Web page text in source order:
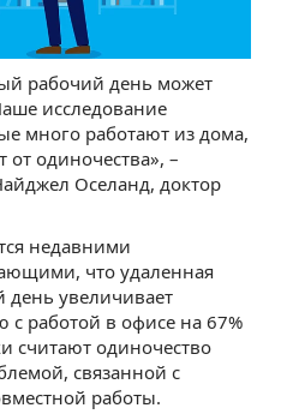
рабочий день может
исследование
много работают из дома,
от одиночества», –
Оселанд, доктор
недавними
что удаленная
день увеличивает
с работой в офисе на 67%
считают одиночество
связанной с
работы.